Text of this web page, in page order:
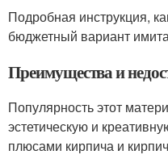
Подробная инструкция,
бюджетный вариант
Преимущества и
Популярность этот
эстетическую и
плюсами кирпича и